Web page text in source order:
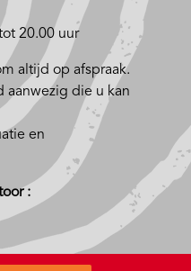
20.00 uur
altijd op afspraak.
aanwezig die u kan
en
: